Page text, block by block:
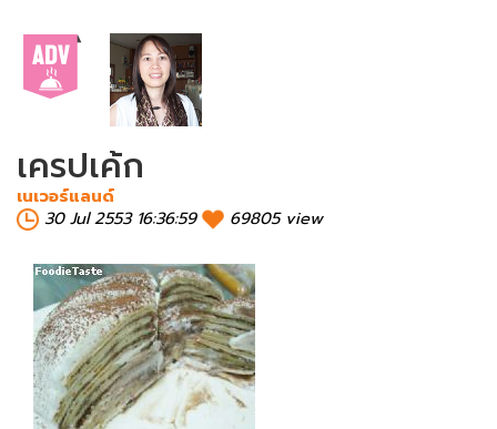
เครปเค้ก
เนเวอร์แลนด์
30 Jul 2553 16:36:59
69805 view